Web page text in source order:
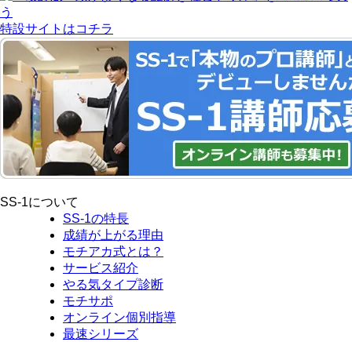
特設サイトはコチラ
SS-1について
SS-1の特長
成績が上がる理由
モチアカ式とは？
サービス紹介
やる気タイプ診断
モチサポ
オンライン個別指導
最速シリーズ